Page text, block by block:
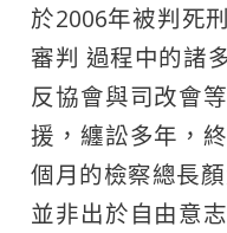
於2006年被判死
審判 過程中的諸
反協會與司改會
援，纏訟多年，
個月的檢察總長
並非出於自由意